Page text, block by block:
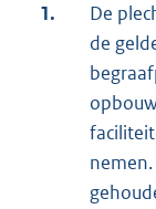
1.
De
de